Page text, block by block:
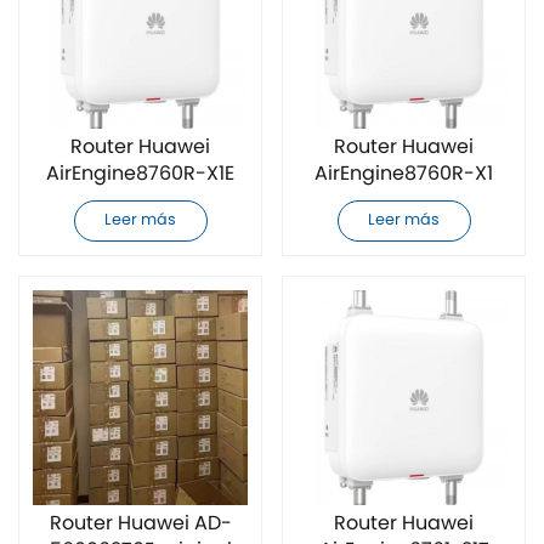
Router Huawei
AirEngine8760R-X1E
original
completamente
Leer más
Router Huawei
AirEngine8760R-X1
original y
completamente
Leer más
Router Huawei AD-
Router Huawei